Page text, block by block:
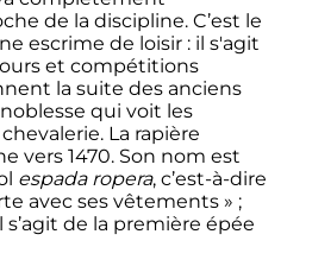
de la discipline. C’est le
escrime de loisir : il s'agit
et compétitions
la suite des anciens
qui voit les
La rapière
vers 1470. Son nom est
espada ropera, c’est-à-dire
avec ses vêtements » ;
de la première épée